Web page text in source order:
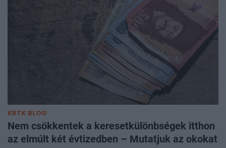
KRTK BLOG
Nem csökkentek a keresetkülönbségek itthon
az elmúlt két évtizedben – Mutatjuk az okokat